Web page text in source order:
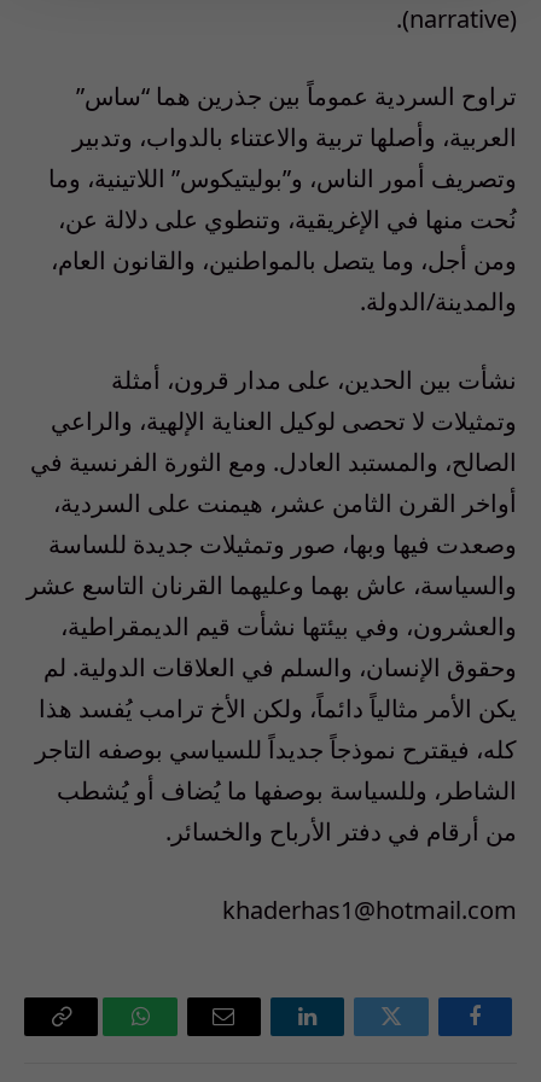
(narrative).
تراوح السردية عموماً بين جذرين هما “ساس”
العربية، وأصلها تربية والاعتناء بالدواب، وتدبير
وتصريف أمور الناس، و”بوليتيكوس” اللاتينية، وما
نُحت منها في الإغريقية، وتنطوي على دلالة عن،
ومن أجل، وما يتصل بالمواطنين، والقانون العام،
والمدينة/الدولة.
نشأت بين الحدين، على مدار قرون، أمثلة
وتمثيلات لا تحصى لوكيل العناية الإلهية، والراعي
الصالح، والمستبد العادل. ومع الثورة الفرنسية في
أواخر القرن الثامن عشر، هيمنت على السردية،
وصعدت فيها وبها، صور وتمثيلات جديدة للساسة
والسياسة، عاش بهما وعليهما القرنان التاسع عشر
والعشرون، وفي بيئتها نشأت قيم الديمقراطية،
وحقوق الإنسان، والسلم في العلاقات الدولية. لم
يكن الأمر مثالياً دائماً، ولكن الأخ ترامب يُفسد هذا
كله، فيقترح نموذجاً جديداً للسياسي بوصفه التاجر
الشاطر، وللسياسة بوصفها ما يُضاف أو يُشطب
من أرقام في دفتر الأرباح والخسائر.
khaderhas1@hotmail.com
فيسبوك تويتر لينكدإن
البريد
واتساب Copy